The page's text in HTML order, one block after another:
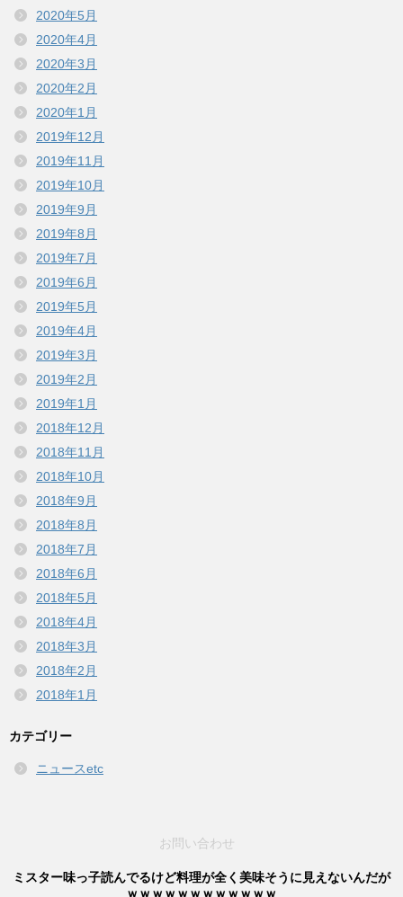
2020年5月
2020年4月
2020年3月
2020年2月
2020年1月
2019年12月
2019年11月
2019年10月
2019年9月
2019年8月
2019年7月
2019年6月
2019年5月
2019年4月
2019年3月
2019年2月
2019年1月
2018年12月
2018年11月
2018年10月
2018年9月
2018年8月
2018年7月
2018年6月
2018年5月
2018年4月
2018年3月
2018年2月
2018年1月
カテゴリー
ニュースetc
お問い合わせ
ミスター味っ子読んでるけど料理が全く美味そうに見えないんだが
ｗｗｗｗｗｗｗｗｗｗｗｗ